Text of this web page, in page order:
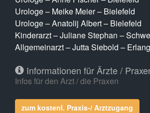
Urologe – Meike Meier – Bielefeld
Urologe – Anatolij Albert – Bielefeld
Kinderarzt – Juliane Stephan –
Allgemeinarzt – Jutta Siebold –
Informationen für Ärzte /
Infos für den Arzt / die Praxen
zum kostenl. Praxis-/ Arztzugang